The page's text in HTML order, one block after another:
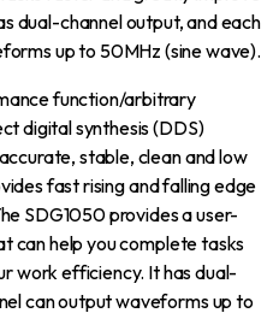
dual-channel output, and each
up to 50MHz (sine wave).
function/arbitrary
digital synthesis (DDS)
stable, clean and low
fast rising and falling edge
SDG1050 provides a user-
can help you complete tasks
work efficiency. It has dual-
can output waveforms up to